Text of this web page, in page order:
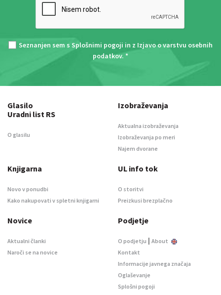
Seznanjen sem s Splošnimi pogoji in z Izjavo o varstvu osebnih
podatkov. *
Glasilo
Uradni list RS
O glasilu
Izobraževanja
Aktualna izobraževanja
Izobraževanja po meri
Najem dvorane
Knjigarna
Novo v ponudbi
Kako nakupovati v spletni knjigarni
UL info tok
O storitvi
Preizkusi brezplačno
Novice
Aktualni članki
Naroči se na novice
Podjetje
O podjetju | About
Kontakt
Informacije javnega značaja
Oglaševanje
Splošni pogoji